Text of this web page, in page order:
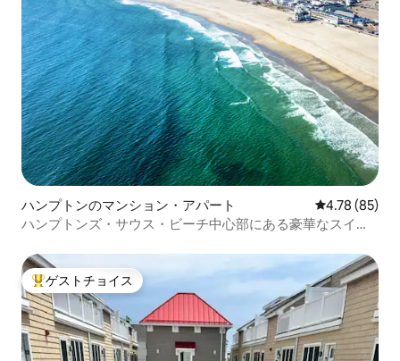
ハンプトンのマンション・アパート レビュー85
4.78 (85)
ハンプトンズ・サウス・ビーチ中心部にある豪華なスイー
大好評のゲストチョイスです。
ゲストチョイス